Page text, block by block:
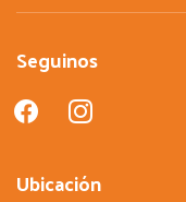
Seguinos
facebookinstagram
Ubicación